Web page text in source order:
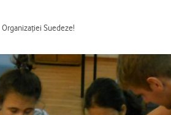
Suedeze!